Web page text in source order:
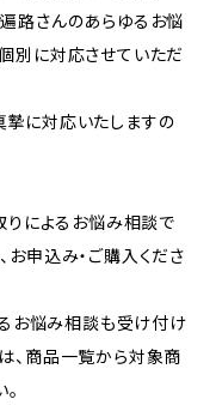
路さんのあらゆるお悩
別に対応させていただ
摯に対応いたしますの
りによるお悩み相談で
お申込み・ご購入くださ
るお悩み相談も受け付け
、商品一覧から対象商